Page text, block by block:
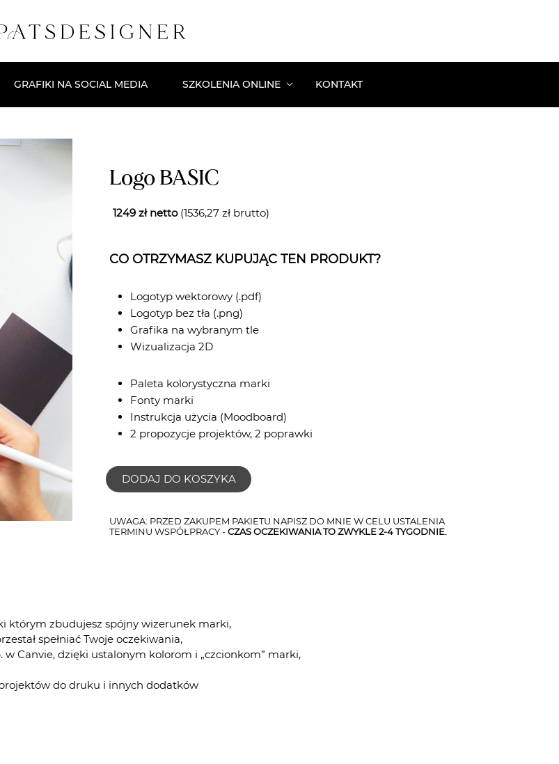
GRAFIKI NA SOCIAL MEDIA SZKOLENIA ONLINE
Masterclass: Proste Reklamy
Szkolenie: Zoptymalizuj Profil Pod Sprzedaż
KONTAKT
Logo BASIC
CO OTRZYMASZ KUPUJĄC TEN PRODUKT?
Logotyp wektorowy (.pdf)
Logotyp bez tła (.png)
Grafika na wybranym tle
Wizualizacja 2D
Paleta kolorystyczna marki
Fonty marki
Instrukcja użycia (Moodboard)
2 propozycje projektów, 2 poprawki
1249 zł netto(1536,27 zł brutto)
DODAJ DO KOSZYKA
UWAGA: PRZED ZAKUPEM PAKIETU NAPISZ DO MNIE W CELU USTALENIA
TERMINU WSPÓŁPRACY -CZAS OCZEKIWANIA TO ZWYKLE 2-4 TYGODNIE.
którym zbudujesz spójny wizerunek marki,
spełniać Twoje oczekiwania,
w Canvie, dzięki ustalonym kolorom i „czcionkom” marki,
do druku i innych dodatków